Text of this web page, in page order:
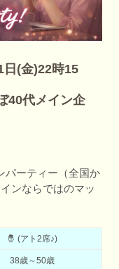
日(金)22時15
40代メイン企
パーティー（全国か
ンならではのマッ
🤴 (アト2席♪)
38歳～50歳